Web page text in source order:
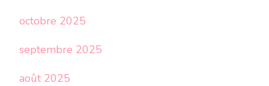
octobre 2025
septembre 2025
août 2025